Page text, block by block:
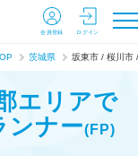
会員登録 ログイン
茨城県 坂東市 / 桜川市
エリアで
ンナー(FP)